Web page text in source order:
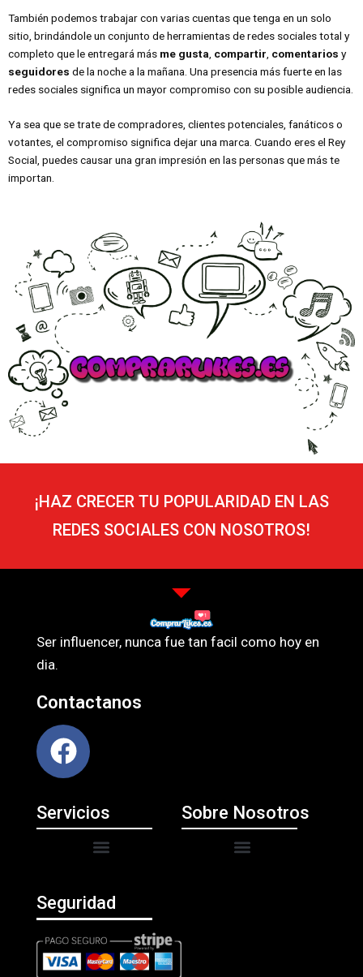
También podemos trabajar con varias cuentas que tenga en un solo
sitio, brindándole un conjunto de herramientas de redes sociales total y
completo que le entregará más me gusta compartir comentarios y
seguidores de la noche a la mañana. Una presencia más fuerte en las
redes sociales significa un mayor compromiso con su posible audiencia.
Ya sea que se trate de compradores, clientes potenciales, fanáticos o
votantes, el compromiso significa dejar una marca. Cuando eres el Rey
Social, puedes causar una gran impresión en las personas que más te
importan.
¡HAZ CRECER TU POPULARIDAD EN LAS
REDES SOCIALES CON NOSOTROS!
Ser influencer, nunca fue tan facil como hoy en
dia.
Contactanos
F
a
c
e
o
k
Servicios Sobre Nosotros
Seguridad